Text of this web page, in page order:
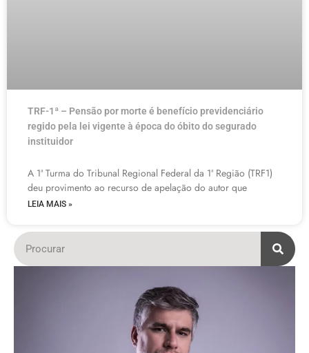
TRF-1ª – Pensão por morte é benefício previdenciário
regido pela lei vigente à época do óbito do segurado
instituidor
A 1ª Turma do Tribunal Regional Federal da 1ª Região (TRF1)
deu provimento ao recurso de apelação do autor que
LEIA MAIS »